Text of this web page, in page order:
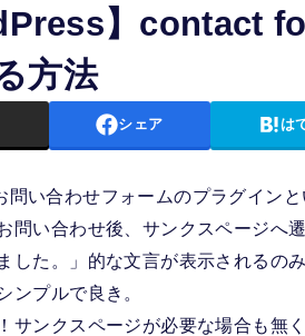
】contact
方法
シェア は
問い合わせフォームのプラグイン
問い合わせ後、サンクスページへ
した。」的な文言が表示されるのみ
ンプルで良き。
サンクスページが必要な場合も無く